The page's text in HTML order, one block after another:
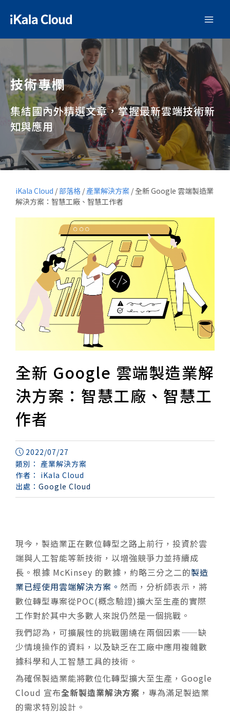
技術專欄
集結國內外精選文章，掌握最新雲端技術新
知與應用
iKala Cloud /部落格 / 產業解決方案 /全新 Google 雲端製造業
解決方案：智慧工廠、智慧工作者
全新 Google 雲端製造業解
決方案：智慧工廠、智慧工
作者
2022/07/27
類別： 產業解決方案
作者： iKala Cloud
出處： Google Cloud
現今，製造業正在數位轉型之路上前行，投資於雲
端與人工智能等新技術，以增強競爭力並持續成
長。根據 McKinsey 的數據，約略三分之二的製造
業已經使用雲端解決方案。 然而，分析師表示，將
數位轉型專案從POC(概念驗證)擴大至生產的實際
工作對於其中大多數人來說仍然是一個挑戰。
我們認為，可擴展性的挑戰圍繞在兩個因素——缺
少情境操作的資料，以及缺乏在工廠中應用複雜數
據科學和人工智慧工具的技術。
為確保製造業能將數位化轉型擴大至生產，Google
Cloud 宣布全新製造業解決方案 ， 專為滿足製造業
的需求特別設計。